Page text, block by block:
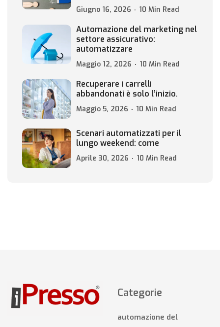
Giugno 16, 2026 10 Min Read
Automazione del marketing nel
settore assicurativo:
automatizzare
Maggio 12, 2026 10 Min Read
Recuperare i carrelli
abbandonati è solo l’inizio.
Maggio 5, 2026 10 Min Read
Scenari automatizzati per il
lungo weekend: come
Aprile 30, 2026 10 Min Read
Categorie
automazione del